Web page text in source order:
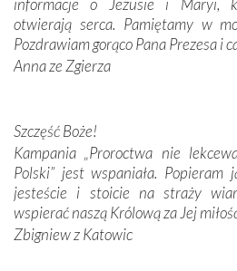
Krzyżową w ich rodzinnych
domy, w których żyli.
W miejscu objawień Matki
Podczas tej kilkudniowej
spotykaliśmy się z
Portugalczyków.
zwyczaje. Mimo że nasze
oddalone, w żaden sposób
Sprawiła to oczywiście
kulturowa bliskość biorąca
otwierają serca. Pamiętamy w
Pozdrawiam gorąco Pana Prezesa i
Anna ze Zgierza
Szczęść Boże!
Kampania „Proroctwa nie
Polski” jest wspaniała.
jesteście i stoicie na straży
wspierać naszą Królową za Jej
Zbigniew z Katowic